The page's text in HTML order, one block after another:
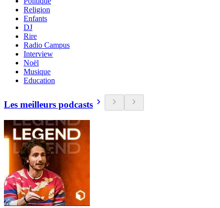
Religion
Enfants
DJ
Rire
Radio Campus
Interview
Noël
Musique
Education
Les meilleurs podcasts